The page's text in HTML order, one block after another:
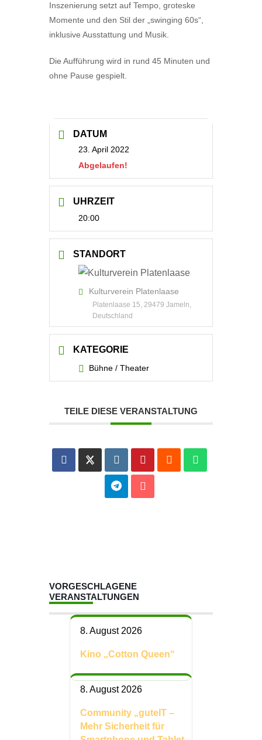
Inszenierung setzt auf Tempo, groteske
Momente und den Stil der „ swinging 60s“,
inklusive Ausstattung und Musik.
Die Aufführung wird in rund 45 Minuten und
ohne Pause gespielt.
DATUM
23. April 2022
Abgelaufen!
UHRZEIT
20:00
STANDORT
Kulturverein Platenlaase
Platenlaase 15, 29479 Jameln,
Deutschland
KATEGORIE
Bühne / Theater
TEILE DIESE VERANSTALTUNG
VORGESCHLAGENE
VERANSTALTUNGEN
8. August 2026
Kino „Cotton Queen“
8. August 2026
Community „guteIT –
Mehr Sicherheit für